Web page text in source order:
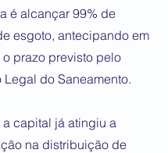
é alcançar 99% de
esgoto, antecipando em
o prazo previsto pelo
Legal do Saneamento.
a capital já atingiu a
na distribuição de